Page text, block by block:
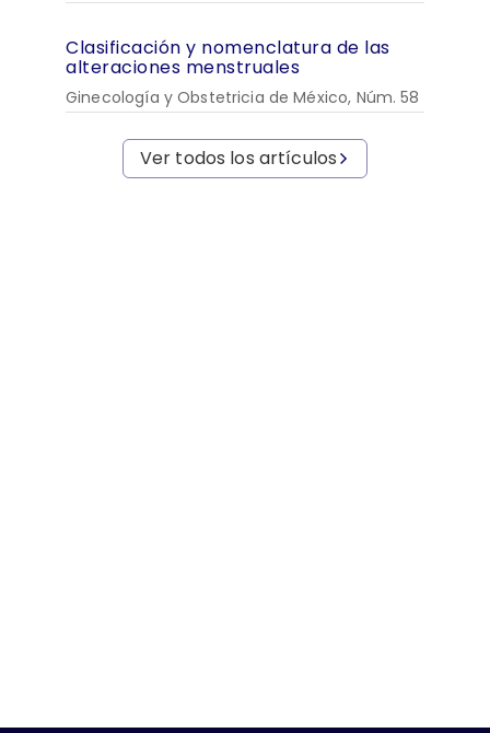
Clasificación y nomenclatura de las
alteraciones menstruales
Ginecología y Obstetricia de México, Núm. 58
Ver todos los artículos